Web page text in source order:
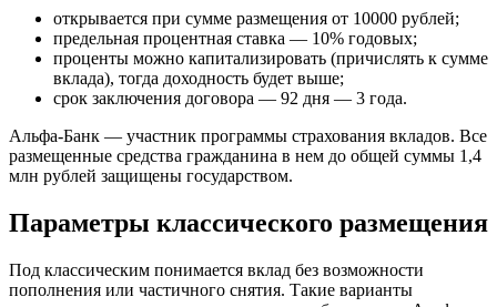
открывается при сумме размещения от 10000 рублей;
предельная процентная ставка — 10% годовых;
проценты можно капитализировать (причислять к сумме
вклада), тогда доходность будет выше;
срок заключения договора — 92 дня — 3 года.
Альфа-Банк — участник программы страхования вкладов. Все
размещенные средства гражданина в нем до общей суммы 1,4
млн рублей защищены государством.
Параметры классического размещения
Под классическим понимается вклад без возможности
пополнения или частичного снятия. Такие варианты